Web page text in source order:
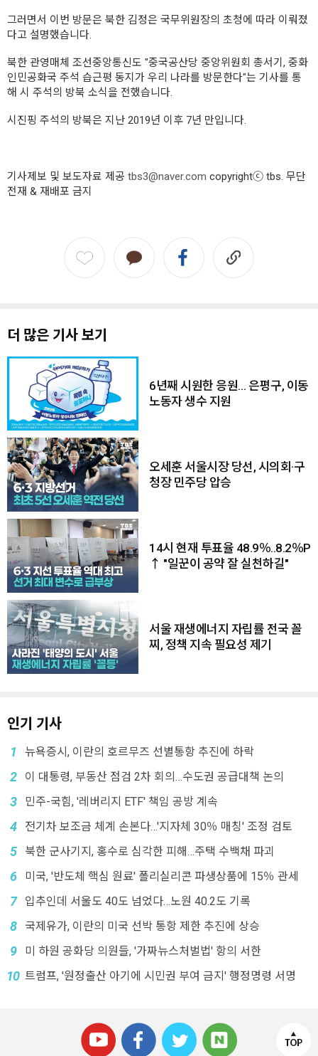
그러면서 이번 방문은 북한 김정은 국무위원장의 초청에 따라 이뤄졌
다고 설명했습니다.
북한 관영매체 조선중앙통신도 "중국공산당 중앙위원회 총서기, 중화
인민공화국 주석 습근평 동지가 우리 나라를 방문한다"는 기사를 통
해 시 주석의 방북 소식을 전했습니다.
시진핑 주석의 방북은 지난 2019년 이후 7년 만입니다.
기사제보 및 보도자료 제공 tbs3@naver.com copyrightⓒ tbs. 무단
전재 & 재배포 금지
더 많은 기사 보기
6년째 시원한 응원… 은평구, 이동
노동자 생수 지원
오세훈 서울시장 당선, 시의회·구
청장 민주당 압승
14시 현재 투표율 48.9％..8.2％P
↑ "일꾼이 공약 잘 실천하길"
서울 재생에너지 자립률 전국 꼴
찌, 정책 지속 필요성 제기
인기 기사
1 뉴욕증시, 이란의 호르무즈 선별통항 추진에 하락
2 이 대통령, 부동산 점검 2차 회의…수도권 공급대책 논의
3 민주-국힘, '레버리지 ETF' 책임 공방 계속
4 전기차 보조금 체계 손본다…'지자체 30％ 매칭' 조정 검토
5 북한 군사기지, 홍수로 심각한 피해…주택 수백채 파괴
6 미국, '반도체 핵심 원료' 폴리실리콘 파생상품에 15％ 관세
7 입추인데 서울도 40도 넘었다…노원 40.2도 기록
8 국제유가, 이란의 미국 선박 통항 제한 추진에 상승
9 미 하원 공화당 의원들, '가짜뉴스처벌법' 항의 서한
10 트럼프, '원정출산 아기에 시민권 부여 금지' 행정명령 서명